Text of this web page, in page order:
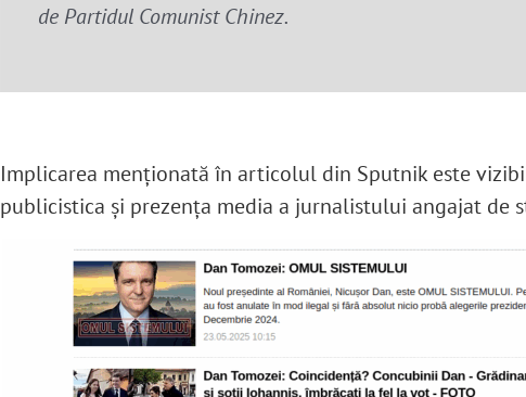
de Partidul Comunist Chinez.
Implicarea menționată în articolul din Sputnik este
publicistica și prezența media a jurnalistului angajat de